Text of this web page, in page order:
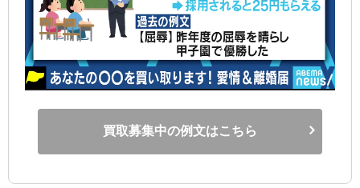
買取募集中の例文はこちら